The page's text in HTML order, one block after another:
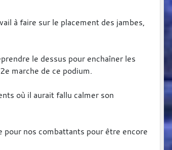
à faire sur le placement des jambes,
le dessus pour enchaîner les
marche de ce podium.
où il aurait fallu calmer son
pour nos combattants pour être encore